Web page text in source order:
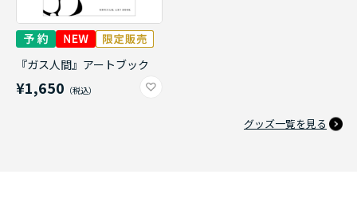
『ガス人間』アートブック
¥1,650
グッズ一覧を見る